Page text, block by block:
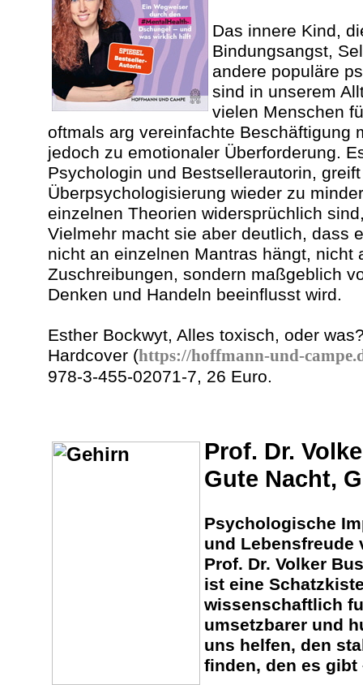
Das innere Kind,
Bindungsangst,
andere populäre
sind in unserem
vielen Menschen
oftmals arg vereinfachte Beschäftigung
jedoch zu emotionaler Überforderung.
Psychologin und Bestsellerautorin,
Überpsychologisierung wieder zu
einzelnen Theorien widersprüchlich
Vielmehr macht sie aber deutlich, dass
nicht an einzelnen Mantras hängt, nicht
Zuschreibungen, sondern maßgeblich
Denken und Handeln beeinflusst wird.
Esther Bockwyt, Alles toxisch, oder
Hardcover (https://hoffmann-und-
978-3-455-02071-7, 26 Euro.
Prof. Dr.
Gute Nacht,
Psychologische
und Lebensfreude
Prof. Dr. Volker
ist eine
wissenschaftlich
umsetzbarer und
uns helfen, den
finden, den es